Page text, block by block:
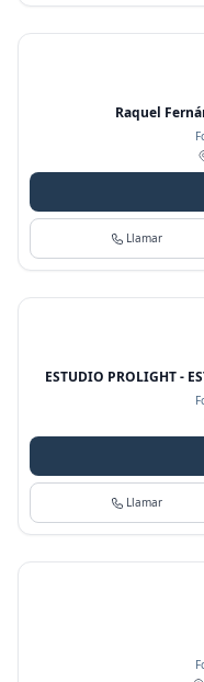
Raquel
Llamar
ESTUDIO PROLIGHT -
Llamar